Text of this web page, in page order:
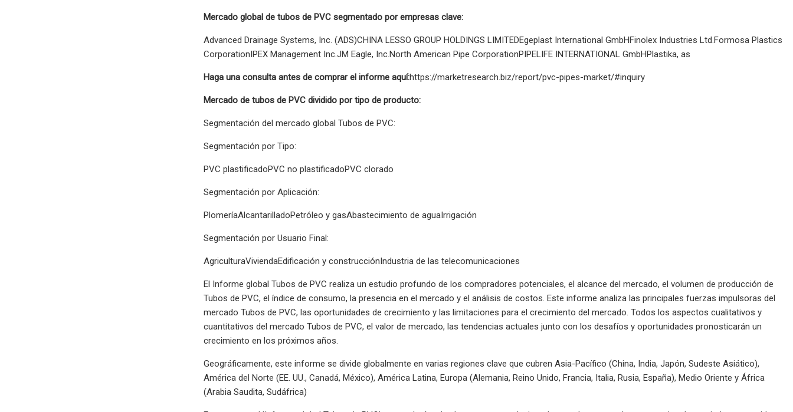
Mercado global de tubos de PVC segmentado por empresas clave:
Advanced Drainage Systems, Inc. (ADS)CHINA LESSO GROUP HOLDINGS LIMITEDEgeplast International GmbHFinolex Industries Ltd.Formosa Plastics
CorporationIPEX Management Inc.JM Eagle, Inc.North American Pipe CorporationPIPELIFE INTERNATIONAL GmbHPlastika, as
Haga una consulta antes de comprar el informe aquí:https://marketresearch.biz/report/pvc-pipes-market/#inquiry
Mercado de tubos de PVC dividido por tipo de producto:
Segmentación del mercado global Tubos de PVC:
Segmentación por Tipo:
PVC plastificadoPVC no plastificadoPVC clorado
Segmentación por Aplicación:
PlomeríaAlcantarilladoPetróleo y gasAbastecimiento de aguaIrrigación
Segmentación por Usuario Final:
AgriculturaViviendaEdificación y construcciónIndustria de las telecomunicaciones
El Informe global Tubos de PVC realiza un estudio profundo de los compradores potenciales, el alcance del mercado, el volumen de producción de
Tubos de PVC, el índice de consumo, la presencia en el mercado y el análisis de costos. Este informe analiza las principales fuerzas impulsoras del
mercado Tubos de PVC, las oportunidades de crecimiento y las limitaciones para el crecimiento del mercado. Todos los aspectos cualitativos y
cuantitativos del mercado Tubos de PVC, el valor de mercado, las tendencias actuales junto con los desafíos y oportunidades pronosticarán un
crecimiento en los próximos años.
Geográficamente, este informe se divide globalmente en varias regiones clave que cubren Asia-Pacífico (China, India, Japón, Sudeste Asiático),
América del Norte (EE. UU., Canadá, México), América Latina, Europa (Alemania, Reino Unido, Francia, Italia, Rusia, España), Medio Oriente y África
(Arabia Saudita, Sudáfrica)